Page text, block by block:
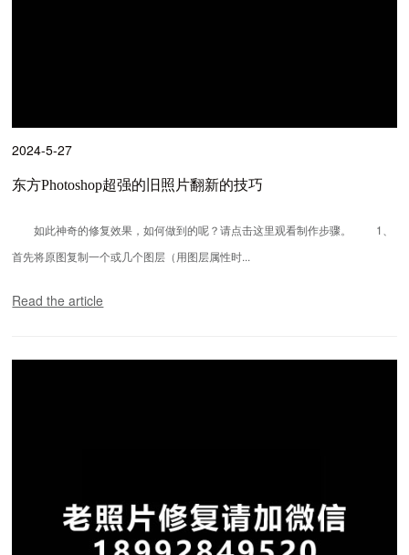
2024-5-27
东方Photoshop超强的旧照片翻新的技巧
如此神奇的修复效果，如何做到的呢？请点击这里观看制作步骤。 1、
首先将原图复制一个或几个图层（用图层属性时...
Read the article